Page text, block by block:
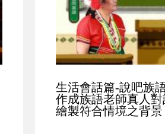
生活會話篇-說吧族
作成族語老師真人
繪製符合情境之背